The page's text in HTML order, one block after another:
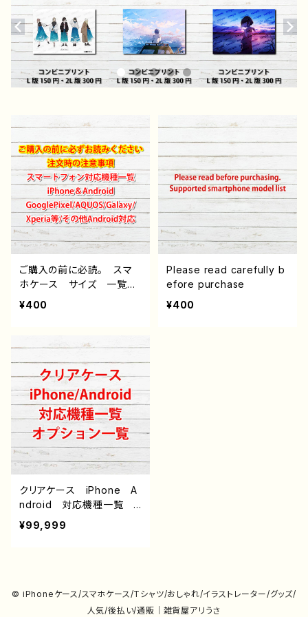
ご購入の前に必読。 スマ
ホケース サイズ 一覧
選び方 iPhoneケース A
eria GooglePixel AQ
ル etc. 手帳型 全機種
¥400
Please read carefully b
efore purchase
¥400
クリアケース iPhone A
ndroid 対応機種一覧
オプション説明（iPoneの
¥99,999
© iPhoneケース/スマホケース/Tシャツ/おしゃれ/イラストレーター/グッズ/
人気/後払い/通販｜雑貨屋アリうさ